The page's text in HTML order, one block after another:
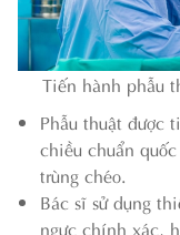
Tiến hành phẫu
Phẫu thuật được
chiều chuẩn
trùng chéo.
Bác sĩ sử dụng
ngực chính xác,